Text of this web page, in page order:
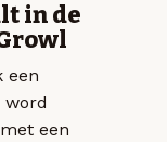
in de
een
word
een